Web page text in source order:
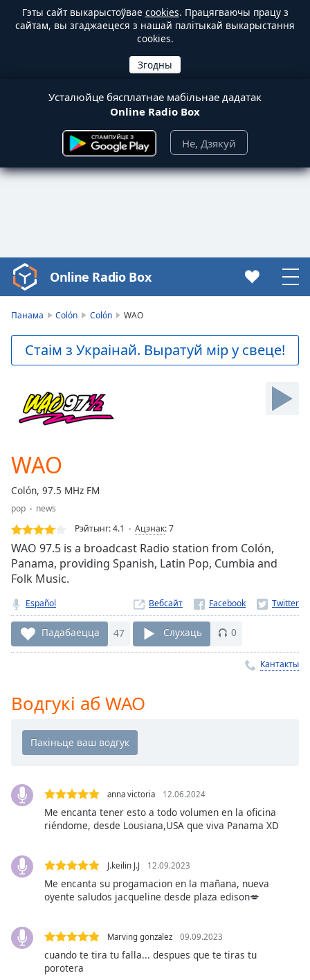
Гэты сайт выкарыстоўвае cookies. Працягваючы працу з
сайтам, вы згаджаецеся з нашай палітыкай выкарыстання
cookies.
Усталюйце бясплатнае мабільнае дадатак
Online Radio Box
Не, Дзякуй
Video
Player
Video
Backward
Skip
Forward
Current
Time0:00
Duration
Loaded:
0.00%
Stream
TypeLIVE
Seek to
currently
behind
liveLIVE
Remaining
Time-
Playback
Chapters
Descriptions
descriptions
selected
settings
opens
subtitles
settings
Online Radio Box
Панама Colón Colón WAO
Стаім з Украінай. Выратуй мір у свеце!
WAO
Colón, 97.5 MHz FM
pop
news
Рэйтынг:4.1 Ацэнак:7
WAO 97.5 is a broadcast Radio station from Colón,
Panama, providing Spanish, Latin Pop, Cumbia and
Folk Music.
Español Вебсайт
Падабаецца 47 Слухаць 0
Кантакты
Водгукі аб WAO
anna victoria 12.06.2024
Me encanta tener esto a todo volumen en la oficina
riéndome, desde Lousiana,USA que viva Panama XD
J.keilin J.J 12.09.2023
Me encanta su progamacion en la mañana, nueva
oyente saludos jacqueline desde plaza edison💋
Marving gonzalez 09.09.2023
cuando te tira tu falla... despues que te tiras tu
porotera